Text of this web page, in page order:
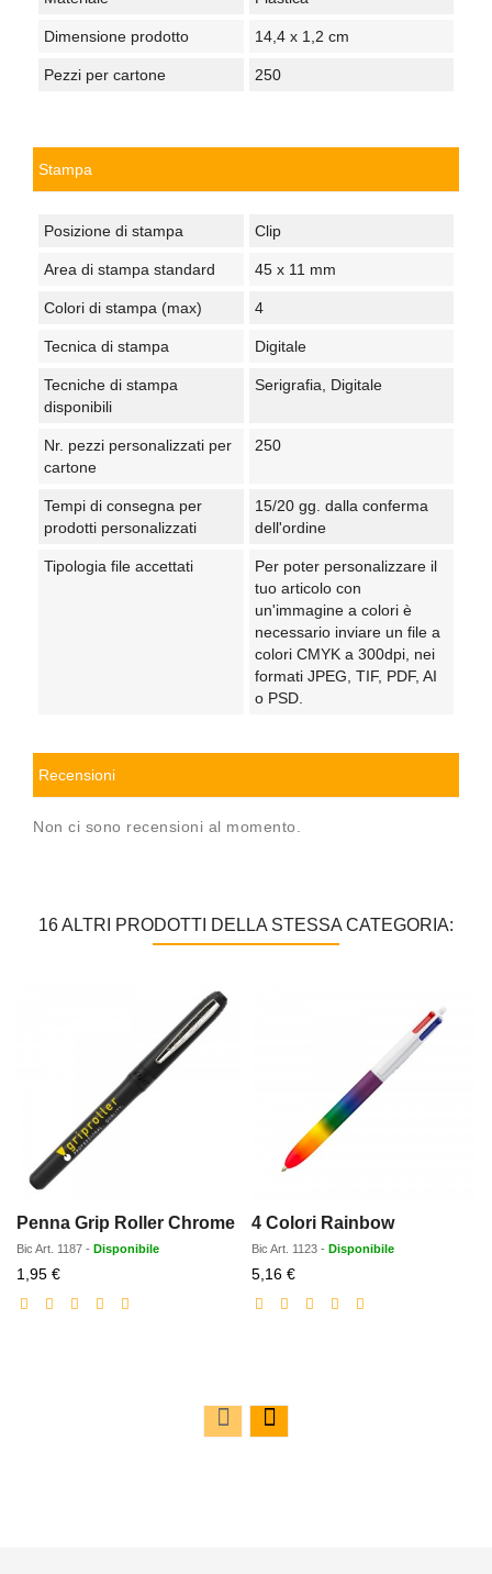
Dimensione prodotto 14,4 x 1,2 cm
Pezzi per cartone 250
Stampa
Posizione di stampa Clip
Area di stampa standard 45 x 11 mm
Colori di stampa (max) 4
Tecnica di stampa Digitale
Tecniche di stampa
disponibili
Serigrafia, Digitale
Nr. pezzi personalizzati per
cartone
250
Tempi di consegna per
prodotti personalizzati
15/20 gg. dalla conferma
dell'ordine
Tipologia file accettati
Per poter personalizzare il
tuo articolo con
un'immagine a colori è
necessario inviare un file a
colori CMYK a 300dpi, nei
formati JPEG, TIF, PDF, AI
o PSD.
Recensioni
Non ci sono recensioni al momento.
16 ALTRI PRODOTTI DELLA STESSA CATEGORIA:
Penna Grip Roller Chrome
Bic Art. 1187 - Disponibile
1,95 €Prezzo
scontato
4 Colori Rainbow
Bic Art. 1123 - Disponibile
5,16 €Prezzo
scontato